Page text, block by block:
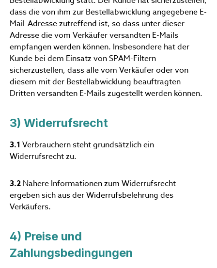
dass die von ihm zur Bestellabwicklung angegebene E-
Mail-Adresse zutreffend ist, so dass unter dieser
Adresse die vom Verkäufer versandten E-Mails
empfangen werden können. Insbesondere hat der
Kunde bei dem Einsatz von SPAM-Filtern
sicherzustellen, dass alle vom Verkäufer oder von
diesem mit der Bestellabwicklung beauftragten
Dritten versandten E-Mails zugestellt werden können.
3) Widerrufsrecht
3.1 Verbrauchern steht grundsätzlich ein
Widerrufsrecht zu.
3.2 Nähere Informationen zum Widerrufsrecht
ergeben sich aus der Widerrufsbelehrung des
Verkäufers.
4) Preise und
Zahlungsbedingungen